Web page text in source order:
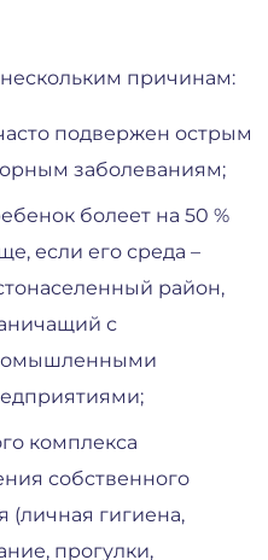
причинам:
подвержен острым
заболеваниям;
болеет на 50 %
если его среда –
район,
с
комплекса
собственного
(личная гигиена,
прогулки,